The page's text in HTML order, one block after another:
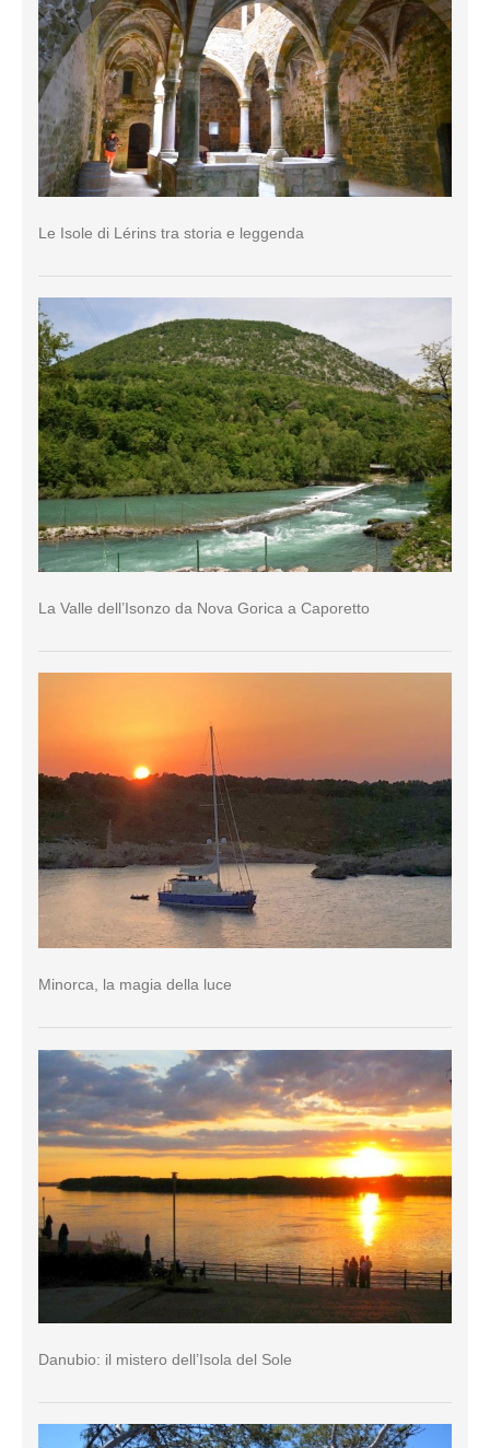
Le Isole di Lérins tra storia e leggenda
La Valle dell’Isonzo da Nova Gorica a Caporetto
Minorca, la magia della luce
Danubio: il mistero dell’Isola del Sole